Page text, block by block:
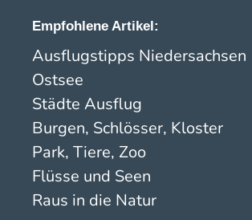
Empfohlene Artikel:
Ausflugstipps Niedersachsen
Ostsee
Städte Ausflug
Burgen, Schlösser, Kloster
Park, Tiere, Zoo
Flüsse und Seen
Raus in die Natur